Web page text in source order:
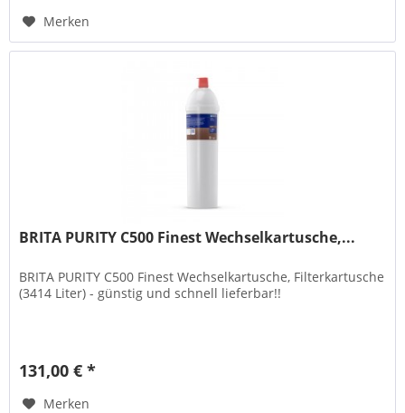
Merken
BRITA PURITY C500 Finest Wechselkartusche,...
BRITA PURITY C500 Finest Wechselkartusche, Filterkartusche
(3414 Liter) - günstig und schnell lieferbar!!
131,00 € *
Merken